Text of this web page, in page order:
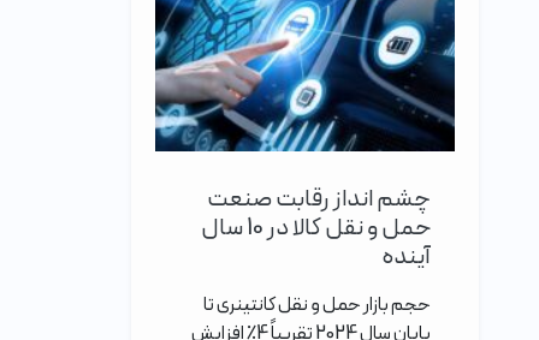
چشم انداز رقابت صنعت
حمل و نقل کالا در 10 سال
آینده
حجم بازار حمل و نقل کانتینری تا
پایان سال 2024 تقریباً 4٪ افزایش